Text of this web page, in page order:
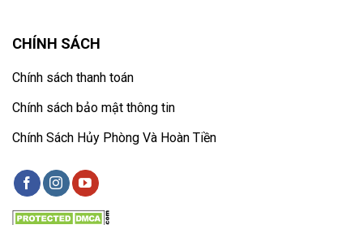
CHÍNH SÁCH
Chính sách thanh toán
Chính sách bảo mật thông tin
Chính Sách Hủy Phòng Và Hoàn Tiền